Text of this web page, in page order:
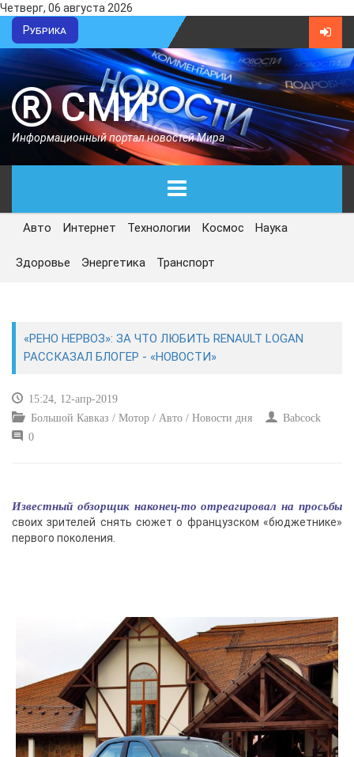
Четверг, 06 августа 2026
Рубрика
СМИ
Информационный портал новостей Мира
ГЛАВНАЯ
СЕГОДНЯ
ЭКОНОМИКА
СПОРТ
ПРОИСШЕСТВИЯ
Авто Интернет Технологии Космос Наука
Здоровье Энергетика Транспорт
«РЕНО НЕРВОЗ»: ЗА ЧТО ЛЮБИТЬ RENAULT LOGAN
РАССКАЗАЛ БЛОГЕР - «НОВОСТИ»
15:24, 12-апр-2019
Большой Кавказ / Мотор / Авто / Новости дня
Babcock
0
Известный обзорщик наконец-то отреагировал на просьбы
своих зрителей снять сюжет о французском «бюджетнике»
первого поколения.